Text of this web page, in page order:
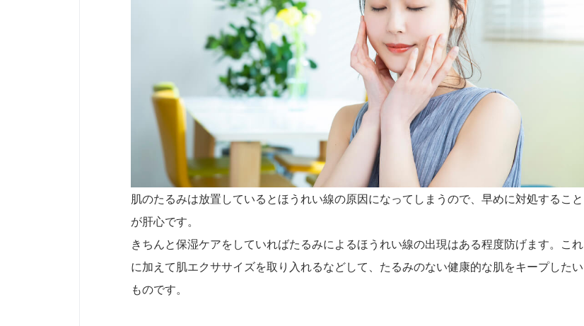
肌のたるみは放置しているとほうれい線の原因になってしまうので、早めに対処すること
が肝心です。
きちんと保湿ケアをしていればたるみによるほうれい線の出現はある程度防げます。これ
に加えて肌エクササイズを取り入れるなどして、たるみのない健康的な肌をキープしたい
ものです。